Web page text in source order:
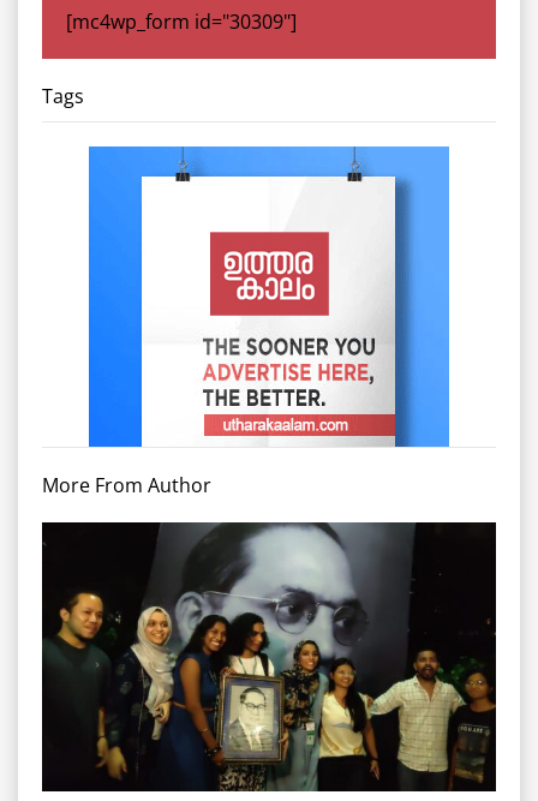
[mc4wp_form id="30309"]
Tags
More From Author